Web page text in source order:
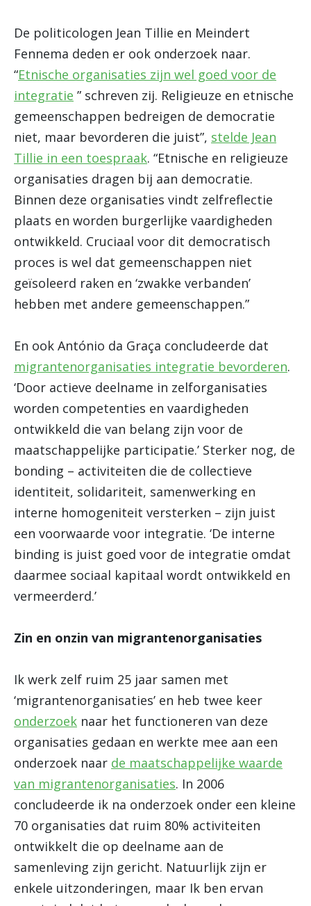
De politicologen Jean Tillie en Meindert
Fennema deden er ook onderzoek naar.
“Etnische organisaties zijn wel goed voor de
integratie ” schreven zij. Religieuze en etnische
gemeenschappen bedreigen de democratie
niet, maar bevorderen die juist”, stelde Jean
Tillie in een toespraak. “Etnische en religieuze
organisaties dragen bij aan democratie.
Binnen deze organisaties vindt zelfreflectie
plaats en worden burgerlijke vaardigheden
ontwikkeld. Cruciaal voor dit democratisch
proces is wel dat gemeenschappen niet
geïsoleerd raken en ‘zwakke verbanden’
hebben met andere gemeenschappen.”
En ook António da Graça concludeerde dat
migrantenorganisaties integratie bevorderen.
‘Door actieve deelname in zelforganisaties
worden competenties en vaardigheden
ontwikkeld die van belang zijn voor de
maatschappelijke participatie.’ Sterker nog, de
bonding – activiteiten die de collectieve
identiteit, solidariteit, samenwerking en
interne homogeniteit versterken – zijn juist
een voorwaarde voor integratie. ‘De interne
binding is juist goed voor de integratie omdat
daarmee sociaal kapitaal wordt ontwikkeld en
vermeerderd.’
Zin en onzin van migrantenorganisaties
Ik werk zelf ruim 25 jaar samen met
‘migrantenorganisaties’ en heb twee keer
onderzoek naar het functioneren van deze
organisaties gedaan en werkte mee aan een
onderzoek naar de maatschappelijke waarde
van migrantenorganisaties. In 2006
concludeerde ik na onderzoek onder een kleine
70 organisaties dat ruim 80% activiteiten
ontwikkelt die op deelname aan de
samenleving zijn gericht. Natuurlijk zijn er
enkele uitzonderingen, maar Ik ben ervan